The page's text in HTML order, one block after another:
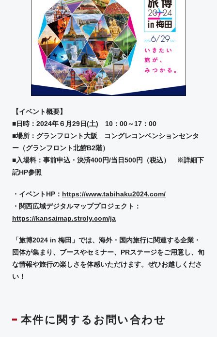
【イベント概要】
■日時： 2024年６月 29日(土) 10 ： 00～17 ： 00
■場所：グランフロント大阪 コングレコンベンションセンタ
ー（グランフロント北館B2階）
■入場料：事前申込・決済400円/当日500円（税込） ※詳細下
記HP参照
・イベントHP ： https://www.tabihaku2024.com/
・関西広域デジタルマッププロジェクト：
https://kansaimap.stroly.com/ja
「旅博2024 in 梅田」では、海外・国内旅行に関連する企業・
団体が集まり、ブースやセミナー、 PRステージをご用意し、旬
な情報や旅行の楽しさを体感いただけます。ぜひお越しくださ
い！
本件に関するお問い合わせ